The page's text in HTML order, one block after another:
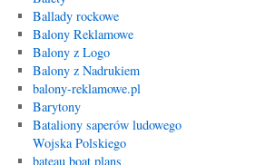
Ballady rockowe
Balony Reklamowe
Balony z Logo
Balony z Nadrukiem
balony-reklamowe.pl
Barytony
Bataliony saperów ludowego
Wojska Polskiego
bateau boat plans